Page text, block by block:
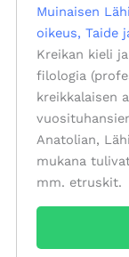
Muinaisen
oikeus Taide
Kreikan kieli
filologia
kreikkalaisen
Anatolian,
mukana
mm. etruskit.